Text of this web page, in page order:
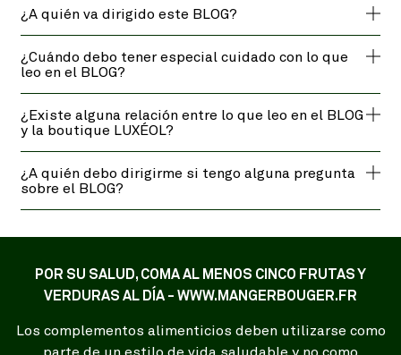
¿A quién va dirigido este BLOG?
¿Cuándo debo tener especial cuidado con lo que
leo en el BLOG?
¿Existe alguna relación entre lo que leo en el BLOG
y la boutique LUXÉOL?
¿A quién debo dirigirme si tengo alguna pregunta
sobre el BLOG?
POR SU SALUD, COMA AL MENOS CINCO FRUTAS Y
VERDURAS AL DÍA - WWW.MANGERBOUGER.FR
Los complementos alimenticios deben utilizarse como